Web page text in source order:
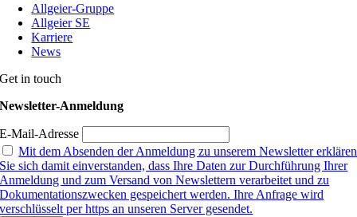
Allgeier-Gruppe
Allgeier SE
Karriere
News
Get in touch
Newsletter-Anmeldung
E-Mail-Adresse
Mit dem Absenden der Anmeldung zu unserem Newsletter erklären
Sie sich damit einverstanden, dass Ihre Daten zur Durchführung Ihrer
Anmeldung und zum Versand von Newslettern verarbeitet und zu
Dokumentationszwecken gespeichert werden. Ihre Anfrage wird
verschlüsselt per https an unseren Server gesendet.